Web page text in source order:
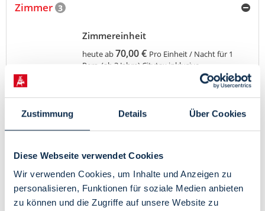
Zustimmung Details Über Cookies
Diese Webseite verwendet Cookies
Wir verwenden Cookies, um Inhalte und Anzeigen zu
personalisieren, Funktionen für soziale Medien anbieten
zu können und die Zugriffe auf unsere Website zu
Zimmer 3
Zimmereinheit
heute ab70,00 € Pro Einheit / Nacht für 1
Pers. (ab 3 Jahre) Citytax inklusive.
Details